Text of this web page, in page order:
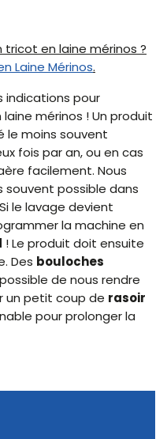
en laine mérinos ?
Laine Mérinos.
indications pour
mérinos ! Un produit
le moins souvent
fois par an, ou en cas
facilement. Nous
souvent possible dans
le lavage devient
la machine en
! Le produit doit ensuite
Des bouloches
de nous rendre
un petit coup de rasoir
pour prolonger la